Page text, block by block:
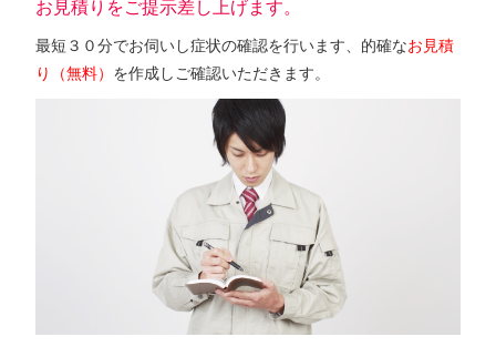
お見積りをご提示差し上げます。
最短３０分でお伺いし症状の確認を行います、的確なお見積
り（無料） を作成しご確認いただきます。